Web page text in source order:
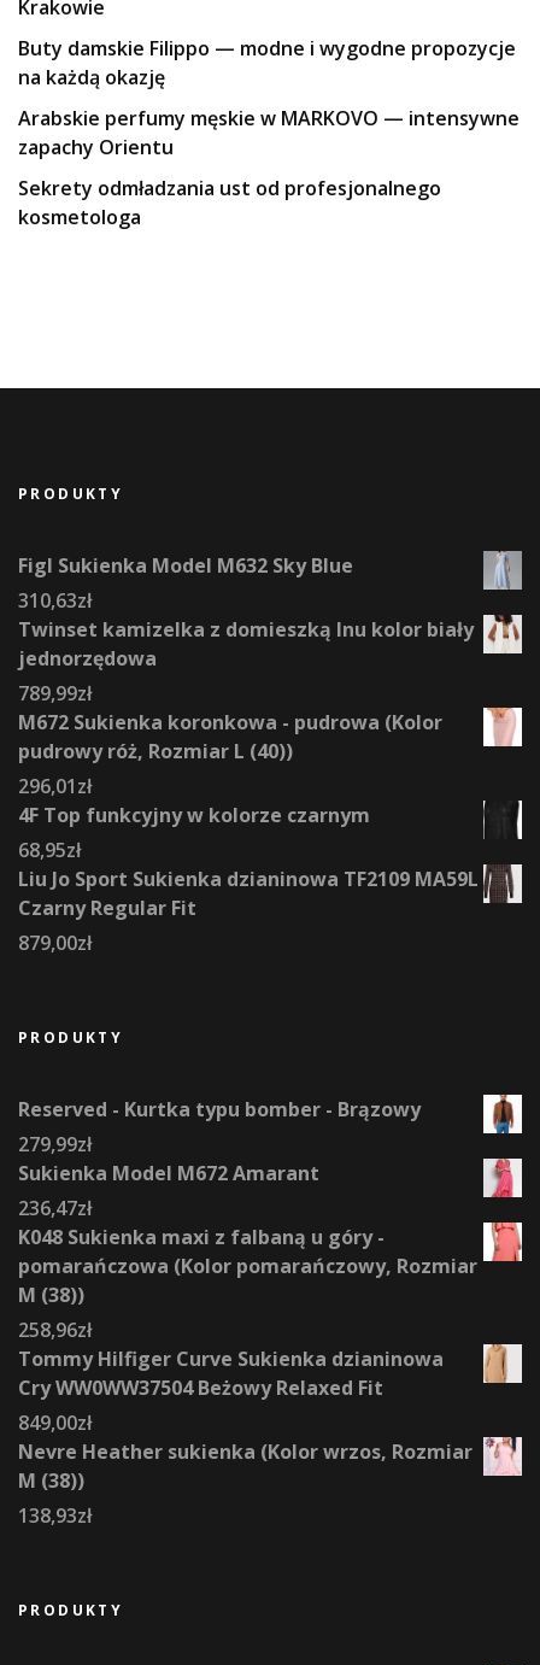
Krakowie
Buty damskie Filippo — modne i wygodne propozycje
na każdą okazję
Arabskie perfumy męskie w MARKOVO — intensywne
zapachy Orientu
Sekrety odmładzania ust od profesjonalnego
kosmetologa
PRODUKTY
Figl Sukienka Model M632 Sky Blue
310,63zł
Twinset kamizelka z domieszką lnu kolor biały
jednorzędowa
789,99zł
M672 Sukienka koronkowa - pudrowa (Kolor
pudrowy róż, Rozmiar L (40))
296,01zł
4F Top funkcyjny w kolorze czarnym
68,95zł
Liu Jo Sport Sukienka dzianinowa TF2109 MA59L
Czarny Regular Fit
879,00zł
PRODUKTY
Reserved - Kurtka typu bomber - Brązowy
279,99zł
Sukienka Model M672 Amarant
236,47zł
K048 Sukienka maxi z falbaną u góry -
pomarańczowa (Kolor pomarańczowy, Rozmiar
M (38))
258,96zł
Tommy Hilfiger Curve Sukienka dzianinowa
Cry WW0WW37504 Beżowy Relaxed Fit
849,00zł
Nevre Heather sukienka (Kolor wrzos, Rozmiar
M (38))
138,93zł
PRODUKTY